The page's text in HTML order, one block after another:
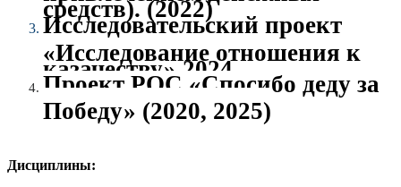
средств). (2022)
Исследовательский проект
«Исследование отношения к
казачеству» 2024
Проект РОС «Спосибо деду за
Победу» (2020, 2025)
Дисциплины: